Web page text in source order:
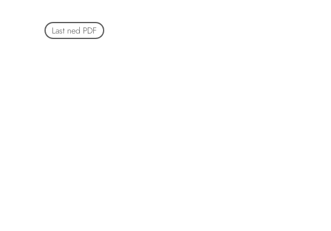
Last ned PDF